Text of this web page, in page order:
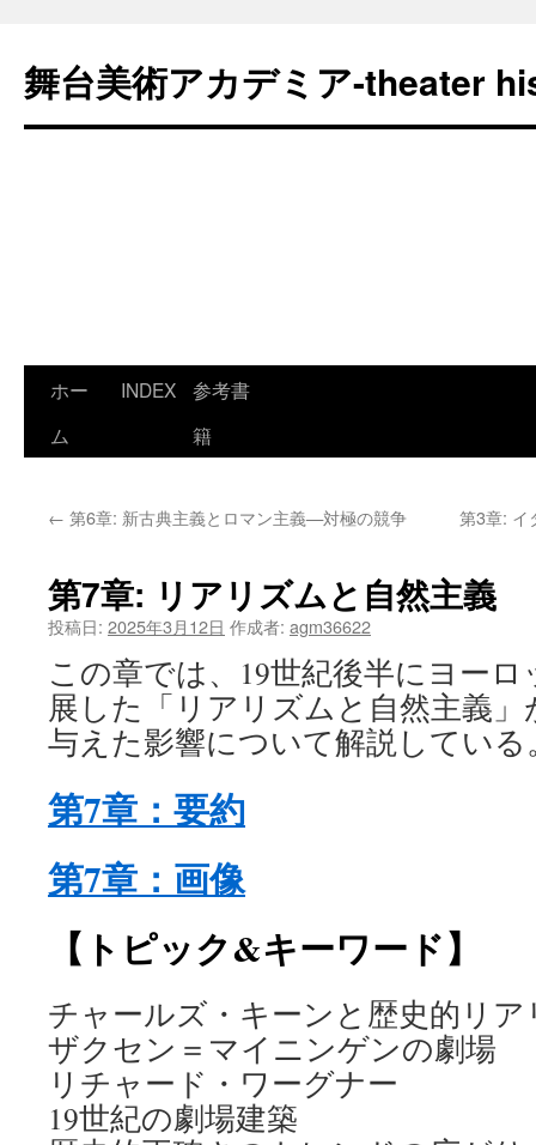
舞台美術アカデミア-theater
ン
へ
ッ
プ
ホー
ム
INDEX
参考書
籍
← 第6章: 新古典主義とロマン主義—対極の競争 第3章: イ
第7章: リアリズムと自然主義
投稿日: 2025年3月12日 作成者: agm36622
この章では、19世紀後半にヨー
展した「リアリズムと自然主義
与えた影響について解説している
第7章：要約
第7章：画像
【トピック&キーワード】
チャールズ・キーンと歴史的リア
ザクセン＝マイニンゲンの劇場
リチャード・ワーグナー
19世紀の劇場建築